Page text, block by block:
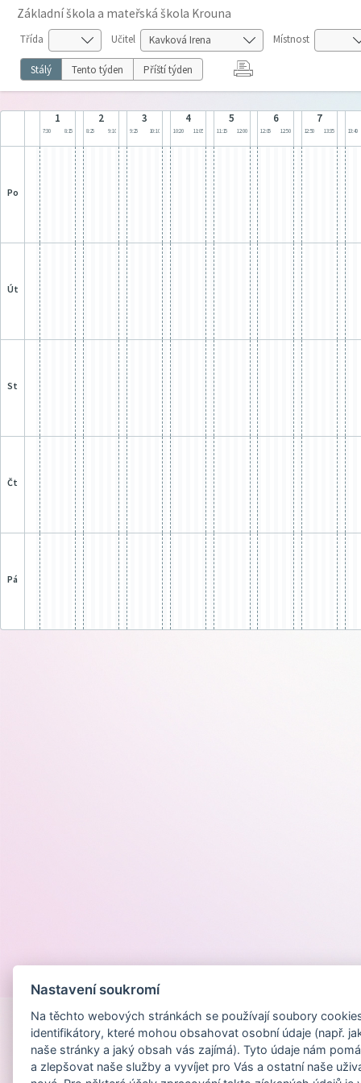
Základní škola a mateřská škola Krouna
Třída Učitel Místnost
Stálý Tento týden Příští týden
1
7:30 8:15
2
8:25 9:10
3
9:25 10:10
4
10:20 11:05
5
11:15 12:00
6
12:05 12:50
7
12:50 13:35 13:40
po
út
st
čt
pá
Nastavení soukromí
Na těchto webových stránkách se používají soubory
identifikátory, které mohou obsahovat osobní údaje (např.
naše stránky a jaký obsah vás zajímá). Tyto údaje nám
a zlepšovat naše služby a vyvíjet pro Vás a ostatní naše